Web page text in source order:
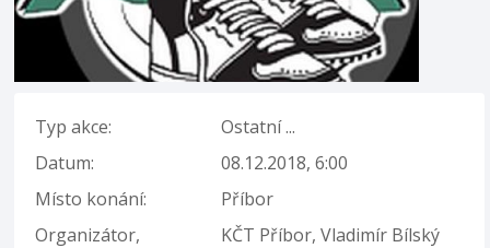
Typ akce:
Ostatní ...
Datum:
08.12.2018, 6:00
Místo konání:
Příbor
Organizátor,
KČT Příbor, Vladimír Bílský